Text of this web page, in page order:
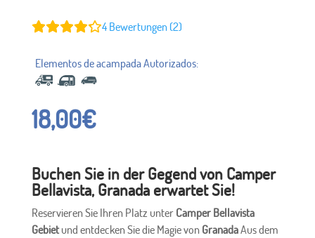
4Bewertungen (2)
18,00€
Buchen Sie in der Gegend von Camper
Bellavista, Granada erwartet Sie!
Reservieren Sie Ihren Platz unter Camper Bellavista
Gebietund entdecken Sie die Magie von GranadaAus dem